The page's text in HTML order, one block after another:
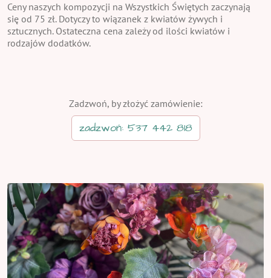
Ceny naszych kompozycji na Wszystkich Świętych zaczynają
się od 75 zł. Dotyczy to wiązanek z kwiatów żywych i
sztucznych. Ostateczna cena zależy od ilości kwiatów i
rodzajów dodatków.
Zadzwoń, by złożyć zamówienie:
zadzwoń: 537 442 818